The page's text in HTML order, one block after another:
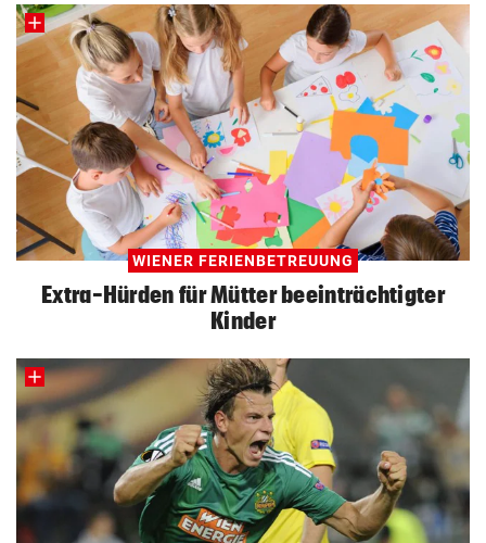
WIENER FERIENBETREUUNG
Extra-Hürden für Mütter beeinträchtigter
Kinder